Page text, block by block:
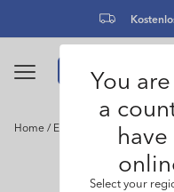
Inhalt
Home/ Eimer 85 l TITAN
You
a
Select your